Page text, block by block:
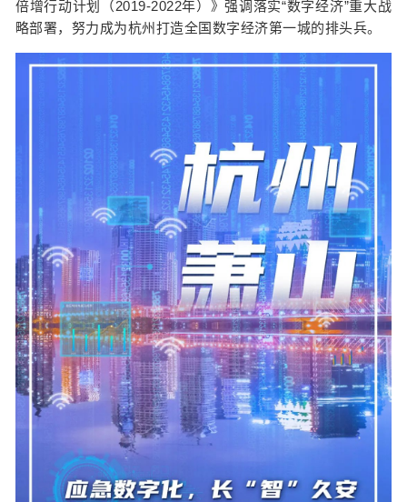
倍增行动计划（2019-2022年）》强调落实“数字经济”重大战
略部署，努力成为杭州打造全国数字经济第一城的排头兵。